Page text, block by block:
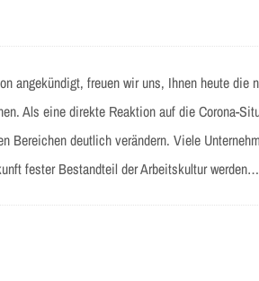
angekündigt, freuen wir uns, Ihnen heute die
Als eine direkte Reaktion auf die Corona-
deutlich verändern. Viele
fester Bestandteil der Arbeitskultur werden…